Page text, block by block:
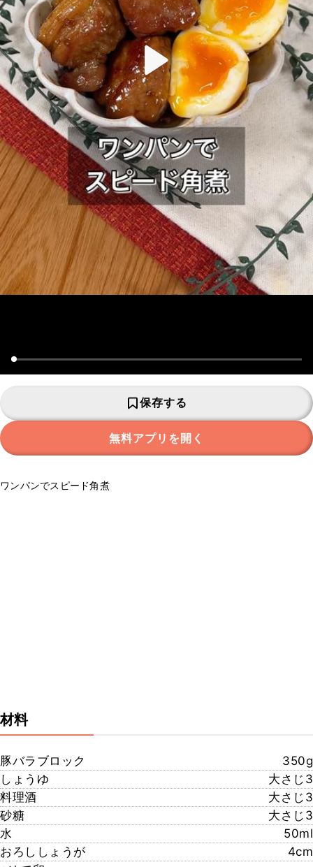
保存する
無料アプリを開く
ワンパンでスピード角煮
材料
豚バラブロック
350g
しょうゆ
大さじ3
料理酒
大さじ3
砂糖
大さじ3
水
50ml
おろししょうが
4cm